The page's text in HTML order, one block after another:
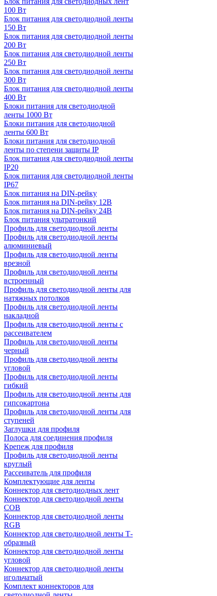
100 Вт
Блок питания для светодиодной ленты
150 Вт
Блок питания для светодиодной ленты
200 Вт
Блок питания для светодиодной ленты
250 Вт
Блок питания для светодиодной ленты
300 Вт
Блок питания для светодиодной ленты
400 Вт
Блоки питания для светодиодной
ленты 1000 Вт
Блоки питания для светодиодной
ленты 600 Вт
Блоки питания для светодиодной
ленты по степени защиты IP
Блок питания для светодиодной ленты
IP20
Блок питания для светодиодной ленты
IP67
Блок питания на DIN-рейку
Блок питания на DIN-рейку 12В
Блок питания на DIN-рейку 24В
Блок питания ультратонкий
Профиль для светодиодной ленты
Профиль для светодиодной ленты
алюминиевый
Профиль для светодиодной ленты
врезной
Профиль для светодиодной ленты
встроенный
Профиль для светодиодной ленты для
натяжных потолков
Профиль для светодиодной ленты
накладной
Профиль для светодиодной ленты с
рассеивателем
Профиль для светодиодной ленты
черный
Профиль для светодиодной ленты
угловой
Профиль для светодиодной ленты
гибкий
Профиль для светодиодной ленты для
гипсокартона
Профиль для светодиодной ленты для
ступеней
Заглушки для профиля
Полоса для соединения профиля
Крепеж для профиля
Профиль для светодиодной ленты
круглый
Рассеиватель для профиля
Комплектующие для ленты
Коннектор для светодиодных лент
Коннектор для светодиодной ленты
COB
Коннектор для светодиодной ленты
RGB
Коннектор для светодиодной ленты Т-
образный
Коннектор для светодиодной ленты
угловой
Коннектор для светодиодной ленты
игольчатый
Комплект коннекторов для